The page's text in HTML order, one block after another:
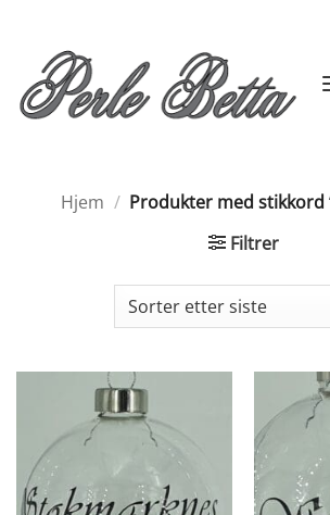
content
Hjem / Produkter med stikkord
Filtrer